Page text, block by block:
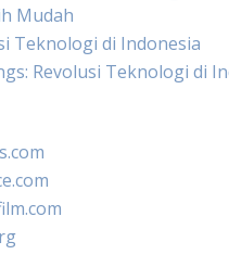
Mudah
Teknologi di Indonesia
Revolusi Teknologi di